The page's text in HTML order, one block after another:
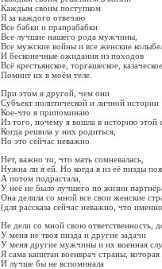
Каждым своим поступком
Я за каждого отвечаю
Все бабки и прапрабабки
Все лучшие нашего рода мужчины,
Все мужские войны и все женские
И бесконечные ожидания из походов
Всё крестьянское, торгашеское,
Помнит их в моём теле.
При этом я другой, чем они
Субъект политической и личной истории
Кое-что я припоминаю
Из того, почему я вошла в историю этой
Когда решила у них родиться,
Но это сейчас неважно
Нет, важно то, что мать сомневалась,
Нужна ли я ей. Но когда я из её пизды
А потом подрастала,
У неё не было лучшего по жизни
Она делила со мной все свои женские
(для рассказа сейчас неважно, что
Не дели со мной свою ответственность,
У меня не твоя пизда и другие задачи
У меня другие мужчины и их военная
Я сама капитан военврач страны,
И лучше бы не вспоминала